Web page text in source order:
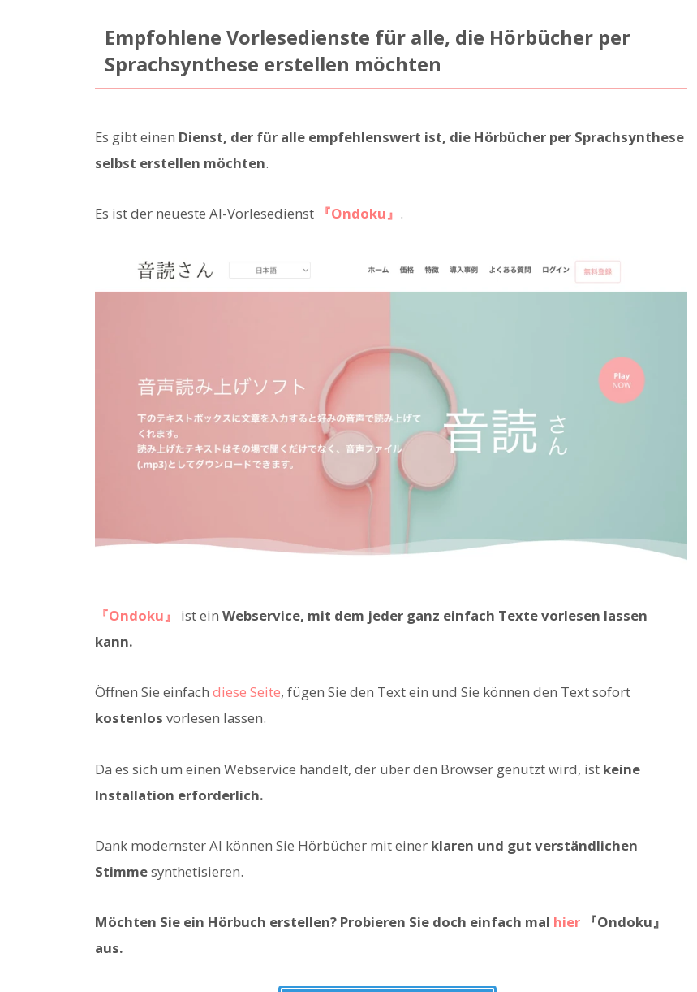
Empfohlene Vorlesedienste für alle, die Hörbücher per
Sprachsynthese erstellen möchten
Es gibt einen Dienst, der für alle empfehlenswert ist, die Hörbücher per Sprachsynthese
selbst erstellen möchten.
Es ist der neueste AI-Vorlesedienst 『Ondoku』 .
『Ondoku』 ist ein Webservice, mit dem jeder ganz einfach Texte vorlesen lassen
kann.
Öffnen Sie einfach diese Seite, fügen Sie den Text ein und Sie können den Text sofort
kostenlos vorlesen lassen.
Da es sich um einen Webservice handelt, der über den Browser genutzt wird, ist keine
Installation erforderlich.
Dank modernster AI können Sie Hörbücher mit einer klaren und gut verständlichen
Stimmesynthetisieren.
Möchten Sie ein Hörbuch erstellen? Probieren Sie doch einfach mal hier 『Ondoku』
aus.